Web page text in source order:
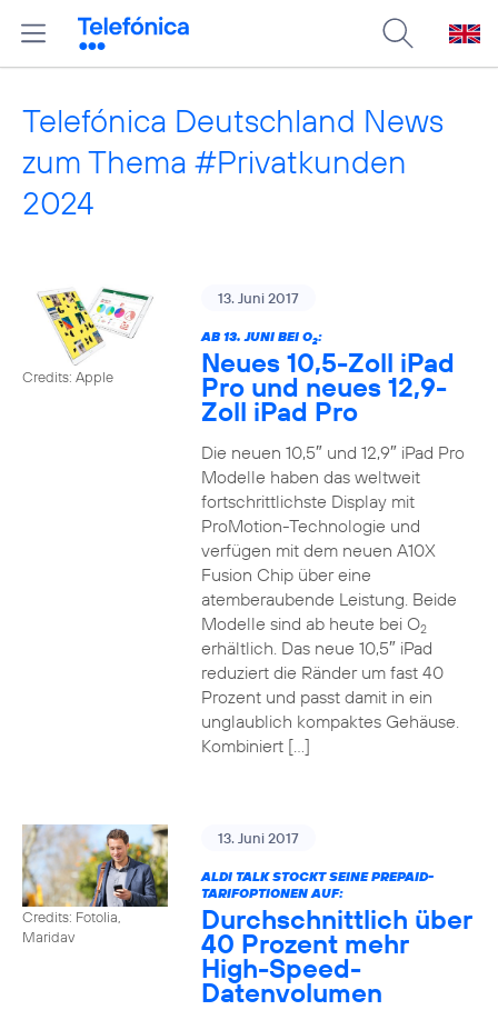
Telefónica Deutschland News
zum Thema #Privatkunden
2024
Credits: Apple
13. Juni 2017
AB 13. JUNI BEI O2:
Neues 10,5-Zoll iPad
Pro und neues 12,9-
Zoll iPad Pro
Die neuen 10,5″ und 12,9″ iPad Pro
Modelle haben das weltweit
fortschrittlichste Display mit
ProMotion-Technologie und
verfügen mit dem neuen A10X
Fusion Chip über eine
atemberaubende Leistung. Beide
Modelle sind ab heute bei O2
erhältlich. Das neue 10,5″ iPad
reduziert die Ränder um fast 40
Prozent und passt damit in ein
unglaublich kompaktes Gehäuse.
Kombiniert […]
Credits: Fotolia,
Maridav
13. Juni 2017
ALDI TALK STOCKT SEINE PREPAID-
TARIFOPTIONEN AUF:
Durchschnittlich über
40 Prozent mehr
High-Speed-
Datenvolumen